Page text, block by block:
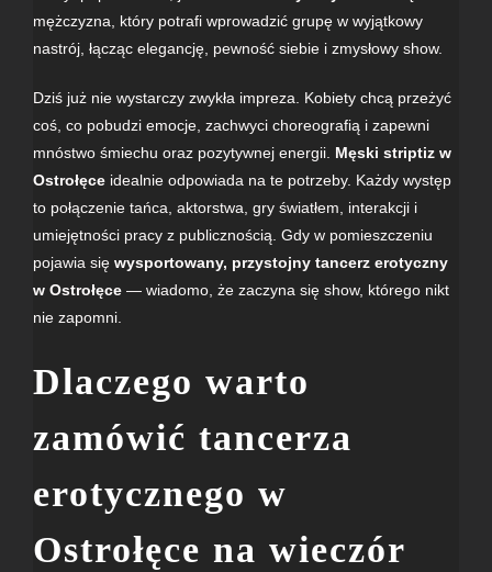
mężczyzna, który potrafi wprowadzić grupę w wyjątkowy
nastrój, łącząc elegancję, pewność siebie i zmysłowy show.
Dziś już nie wystarczy zwykła impreza. Kobiety chcą przeżyć
coś, co pobudzi emocje, zachwyci choreografią i zapewni
mnóstwo śmiechu oraz pozytywnej energii. Męski striptiz w
Ostrołęceidealnie odpowiada na te potrzeby. Każdy występ
to połączenie tańca, aktorstwa, gry światłem, interakcji i
umiejętności pracy z publicznością. Gdy w pomieszczeniu
pojawia się wysportowany, przystojny tancerz erotyczny
w Ostrołęce— wiadomo, że zaczyna się show, którego nikt
nie zapomni.
Dlaczego warto
zamówić tancerza
erotycznego w
Ostrołęce na wieczór